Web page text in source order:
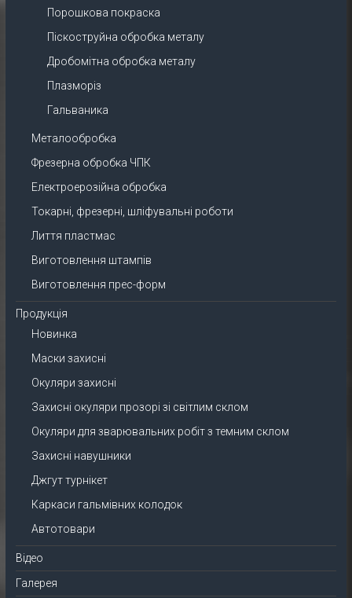
Порошкова покраска
Піскоструйна обробка металу
Дробомітна обробка металу
Плазморіз
Гальваника
Металообробка
Фрезерна обробка ЧПК
Електроерозійна обробка
Токарні, фрезерні, шліфувальні роботи
Лиття пластмас
Виготовлення штампів
Виготовлення прес-форм
Продукція
Новинка
Маски захисні
Окуляри захисні
Захисні окуляри прозорі зі світлим склом
Окуляри для зварювальних робіт з темним склом
Захисні навушники
Джгут турнікет
Каркаси гальмівних колодок
Автотовари
Відео
Галерея